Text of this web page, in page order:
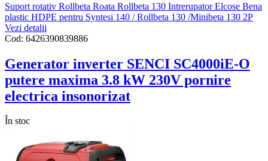
Suport rotativ Rollbeta Roata Rollbeta 130 Intrerupator Elcose Bena
plastic HDPE pentru Syntesi 140 / Rollbeta 130 /Minibeta 130 2P
Vezi detalii
Cod: 6426390839886
Generator inverter SENCI SC4000iE-O
putere maxima 3.8 kW 230V pornire
electrica insonorizat
În stoc